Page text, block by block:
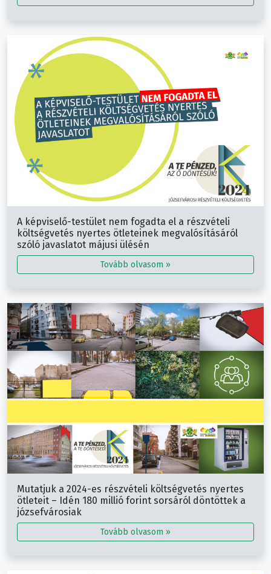
A képviselő-testület nem fogadta el a részvételi
költségvetés nyertes ötleteinek megvalósításáról
szóló javaslatot májusi ülésén
Tovább olvasom »
Mutatjuk a 2024-es részvételi költségvetés nyertes
ötleteit – Idén 180 millió forint sorsáról döntöttek a
józsefvárosiak
Tovább olvasom »